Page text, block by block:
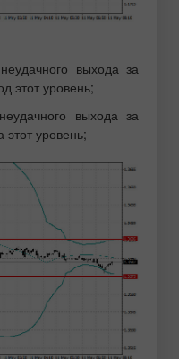
выхода за
этот уровень;
выхода за
уровень;